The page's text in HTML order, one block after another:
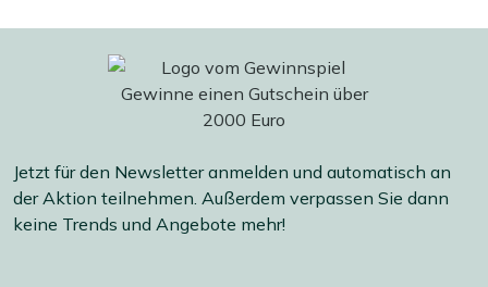
Jetzt für den Newsletter anmelden und automatisch an
der Aktion teilnehmen. Außerdem verpassen Sie dann
keine Trends und Angebote mehr!